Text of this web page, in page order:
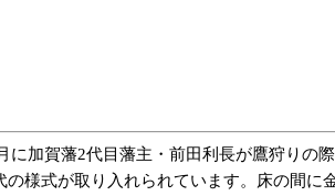
に加賀藩2代目藩主・前田利長が鷹狩りの
の様式が取り入れられています。床の間